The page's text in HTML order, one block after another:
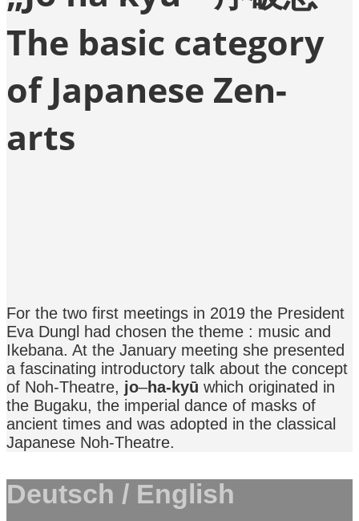
The basic category
of Japanese Zen-
arts
For the two first meetings in 2019 the President
Eva Dungl had chosen the theme : music and
Ikebana. At the January meeting she presented
a fascinating introductory talk about the concept
of Noh-Theatre, jo–ha-kyū which originated in
the Bugaku, the imperial dance of masks of
ancient times and was adopted in the classical
Japanese Noh-Theatre.
Deutsch / English